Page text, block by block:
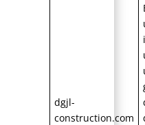
dgjl-
construction.com